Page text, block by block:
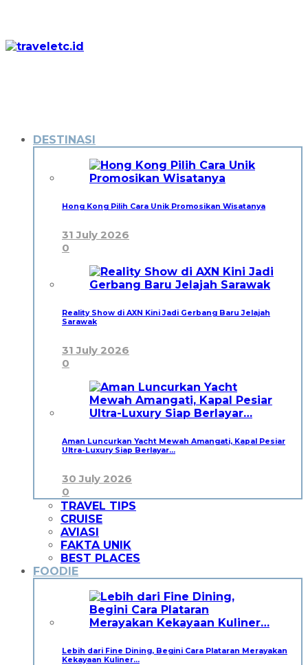
DESTINASI
Hong Kong Pilih Cara Unik Promosikan Wisatanya
31 July 2026
0
Reality Show di AXN Kini Jadi Gerbang Baru Jelajah
Sarawak
31 July 2026
0
Aman Luncurkan Yacht Mewah Amangati, Kapal Pesiar
Ultra-Luxury Siap Berlayar…
30 July 2026
0
TRAVEL TIPS
CRUISE
AVIASI
FAKTA UNIK
BEST PLACES
FOODIE
Lebih dari Fine Dining, Begini Cara Plataran Merayakan
Kekayaan Kuliner…